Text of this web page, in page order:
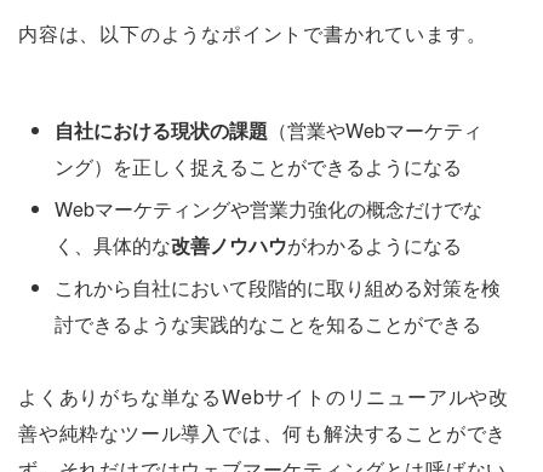
内容は、以下のようなポイントで書かれています。
自社における現状の課題 （営業やWebマーケティ
ング）を正しく捉えることができるようになる
Webマーケティングや営業力強化の概念だけでな
く、具体的な改善ノウハウがわかるようになる
これから自社において段階的に取り組める対策を検
討できるような実践的なことを知ることができる
よくありがちな単なるWebサイトのリニューアルや改
善や純粋なツール導入では、何も解決することができ